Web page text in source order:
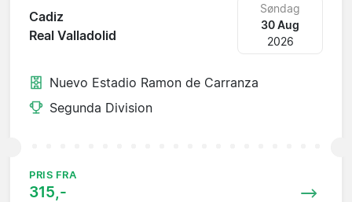
Cadiz
Real Valladolid
Søndag
30 Aug
2026
Nuevo Estadio Ramon de Carranza
Segunda Division
PRIS FRA
315,-